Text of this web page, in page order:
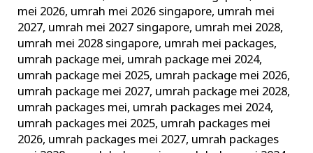
mei 2026, umrah mei 2026 singapore, umrah mei
2027, umrah mei 2027 singapore, umrah mei 2028,
umrah mei 2028 singapore, umrah mei packages,
umrah package mei, umrah package mei 2024,
umrah package mei 2025, umrah package mei 2026,
umrah package mei 2027, umrah package mei 2028,
umrah packages mei, umrah packages mei 2024,
umrah packages mei 2025, umrah packages mei
2026, umrah packages mei 2027, umrah packages